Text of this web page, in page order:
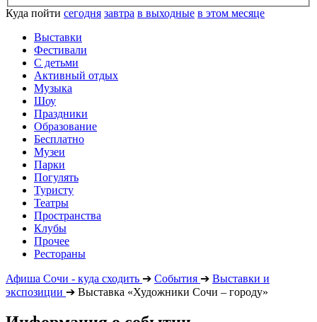
Куда пойти сегодня завтра в выходные в этом месяце
Выставки
Фестивали
С детьми
Активный отдых
Музыка
Шоу
Праздники
Образование
Бесплатно
Музеи
Парки
Погулять
Туристу
Театры
Пространства
Клубы
Прочее
Рестораны
Афиша Сочи - куда сходить ➔ События ➔ Выставки и
экспозиции ➔ Выставка «Художники Сочи – городу»